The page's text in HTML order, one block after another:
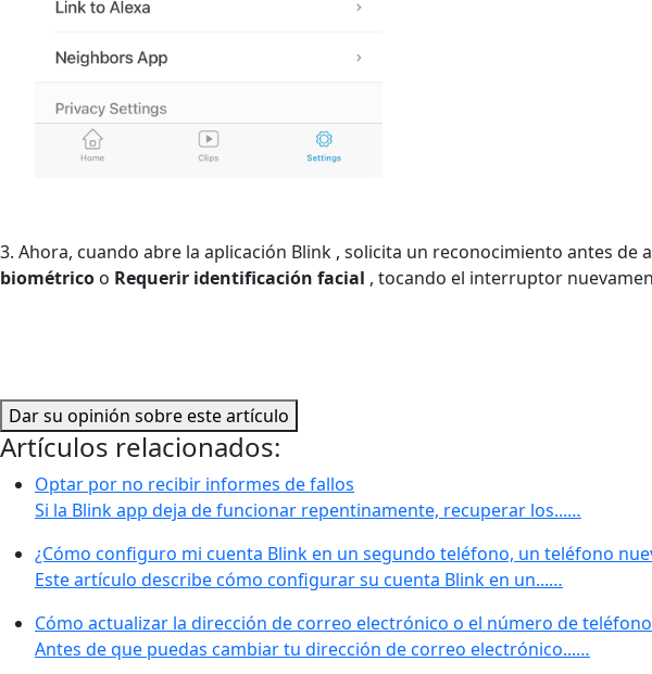
3. Ahora, cuando abre la aplicación Blink , solicita un reconocimiento antes
biométrico o Requerir identificación facial , tocando el interruptor
Dar su opinión sobre este artículo
Artículos relacionados:
Optar por no recibir informes de fallos
Si la Blink app deja de funcionar repentinamente, recuperar los...…
¿Cómo configuro mi cuenta Blink en un segundo teléfono, un teléfono
Este artículo describe cómo configurar su cuenta Blink en un...…
Cómo actualizar la dirección de correo electrónico o el número de
Antes de que puedas cambiar tu dirección de correo electrónico...…